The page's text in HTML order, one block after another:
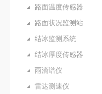
路面温度传感器
路面状况监测站
结冰监测系统
结冰厚度传感器
雨滴谱仪
雷达测速仪